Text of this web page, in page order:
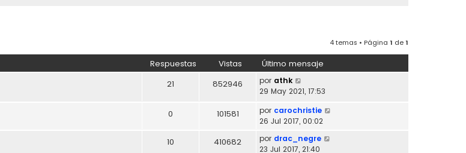
4 temas • Página 1 de1
Respuestas Vistas Último mensaje
21 852946 por athk
29 May 2021, 17:53
0 101581 por carochristie
26 Jul 2017, 00:02
10 410682 por drac_negre
23 Jul 2017, 21:40